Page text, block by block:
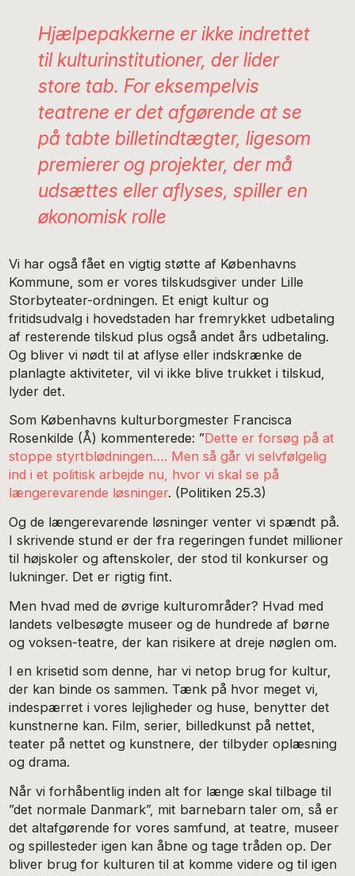
Hjælpepakkerne er ikke indrettet
til kulturinstitutioner, der lider
store tab. For eksempelvis
teatrene er det afgørende at se
på tabte billetindtægter, ligesom
premierer og projekter, der må
udsættes eller aflyses, spiller en
økonomisk rolle
Vi har også fået en vigtig støtte af Københavns
Kommune, som er vores tilskudsgiver under Lille
Storbyteater-ordningen. Et enigt kultur og
fritidsudvalg i hovedstaden har fremrykket udbetaling
af resterende tilskud plus også andet års udbetaling.
Og bliver vi nødt til at aflyse eller indskrænke de
planlagte aktiviteter, vil vi ikke blive trukket i tilskud,
lyder det.
Som Københavns kulturborgmester Francisca
Rosenkilde (Å) kommenterede: ”Dette er forsøg på at
stoppe styrtblødningen…. Men så går vi selvfølgelig
ind i et politisk arbejde nu, hvor vi skal se på
længerevarende løsninger. (Politiken 25.3)
Og de længerevarende løsninger venter vi spændt på.
I skrivende stund er der fra regeringen fundet millioner
til højskoler og aftenskoler, der stod til konkurser og
lukninger. Det er rigtig fint.
Men hvad med de øvrige kulturområder? Hvad med
landets velbesøgte museer og de hundrede af børne
og voksen-teatre, der kan risikere at dreje nøglen om.
I en krisetid som denne, har vi netop brug for kultur,
der kan binde os sammen. Tænk på hvor meget vi,
indespærret i vores lejligheder og huse, benytter det
kunstnerne kan. Film, serier, billedkunst på nettet,
teater på nettet og kunstnere, der tilbyder oplæsning
og drama.
Når vi forhåbentlig inden alt for længe skal tilbage til
”det normale Danmark”, mit barnebarn taler om, så er
det altafgørende for vores samfund, at teatre, museer
og spillesteder igen kan åbne og tage tråden op. Der
bliver brug for kulturen til at komme videre og til igen